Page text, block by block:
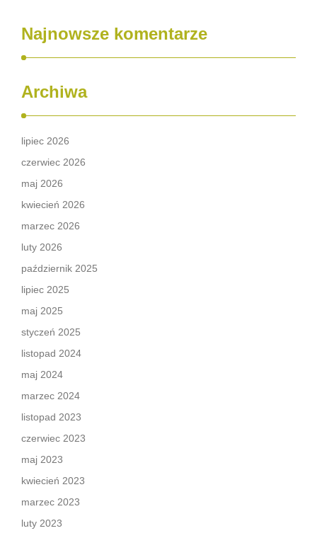
Najnowsze komentarze
Archiwa
lipiec 2026
czerwiec 2026
maj 2026
kwiecień 2026
marzec 2026
luty 2026
październik 2025
lipiec 2025
maj 2025
styczeń 2025
listopad 2024
maj 2024
marzec 2024
listopad 2023
czerwiec 2023
maj 2023
kwiecień 2023
marzec 2023
luty 2023